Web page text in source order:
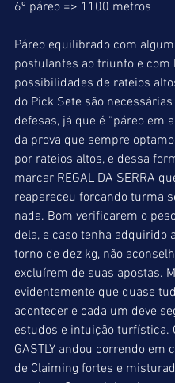
6º páreo => 1100 metros
Páreo equilibrado com
postulantes ao triunfo e com
possibilidades de rateios
do Pick Sete são
defesas, já que é “páreo em
da prova que sempre
por rateios altos, e dessa
marcar REGAL DA SERRA
reapareceu forçando turma
nada. Bom verificarem o
dela, e caso tenha adquirido
torno de dez kg, não
excluírem de suas apostas.
evidentemente que quase
acontecer e cada um deve
estudos e intuição turfística.
GASTLY andou correndo em
de Claiming fortes e